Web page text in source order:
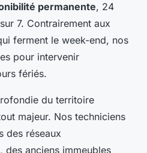
permanente, 24
7. Contrairement aux
ferment le week-end, nos
pour intervenir
fériés.
du territoire
majeur. Nos techniciens
des réseaux
des anciens immeubles